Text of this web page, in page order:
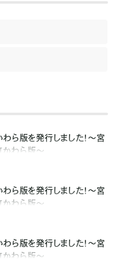
ら版を発行しました！～宮
わら版～
ら版を発行しました！～宮
わら版～
ら版を発行しました！～宮
わら版～